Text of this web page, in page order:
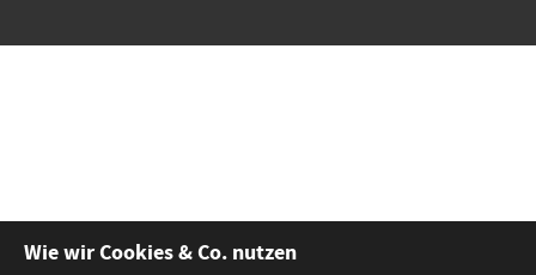
Wie wir Cookies & Co. nutzen